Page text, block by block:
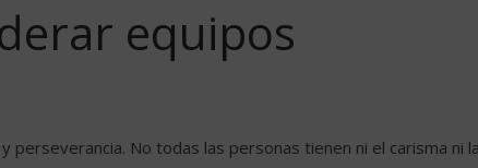
equipos
perseverancia. No todas las personas tienen ni el carisma ni